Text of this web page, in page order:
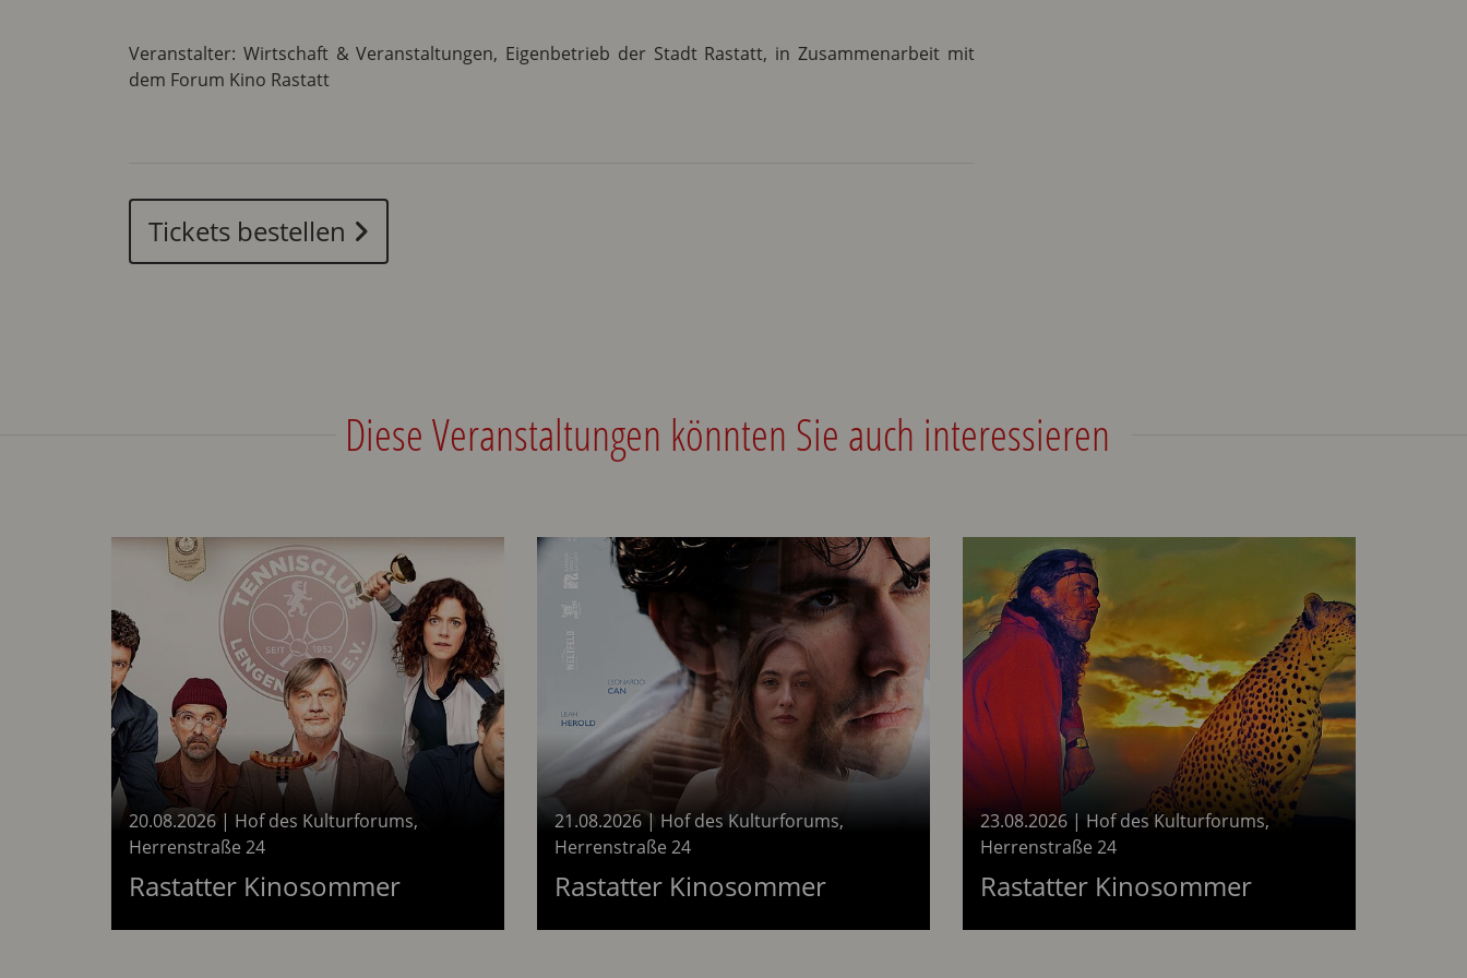
Veranstalter: Wirtschaft & Veranstaltungen, Eigenbetrieb der Stadt Rastatt, in Zusammenarbeit mit
dem Forum Kino Rastatt
Tickets bestellen
Diese Veranstaltungen könnten Sie auch interessieren
20.08.2026 | Hof des Kulturforums,
Herrenstraße 24
Rastatter Kinosommeram 20.08.2026
21.08.2026| Hof des Kulturforums,
Herrenstraße 24
Rastatter Kinosommeram 21.08.2026
23.08.2026 | Hof des Kulturforums,
Herrenstraße 24
Rastatter Kinosommeram 23.08.2026